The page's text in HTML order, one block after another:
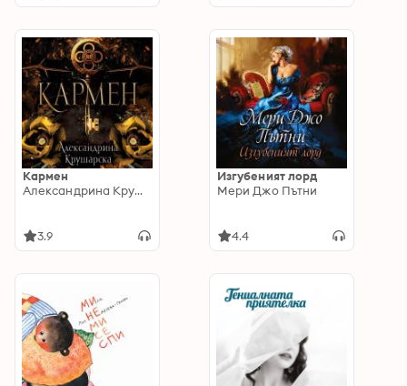
Кармен
Александрина Крушарска
3.9
Изгубеният лорд
Мери Джо Пътни
4.4